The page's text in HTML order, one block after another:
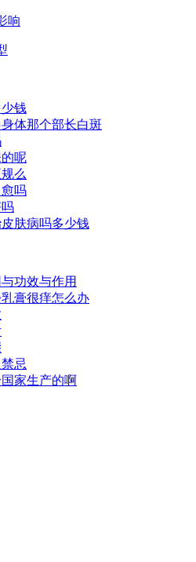
响
钱
体那个部长白斑
呢
么
吗
肤病吗多少钱
功效与作用
膏很痒怎么办
忌
家生产的啊